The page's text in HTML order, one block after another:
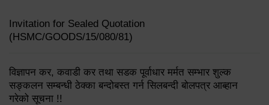
Invitation for Sealed Quotation
(HSMC/GOODS/15/080/81)
विज्ञापन कर, कवाडी कर तथा सडक पूर्वाधार मर्मत सम्भार शुल्क
सङ्कलन सम्बन्धी ठेक्का बन्दोबस्त गर्न सिलबन्दी बोलपत्र आब्हान
गरेको सूचना !!